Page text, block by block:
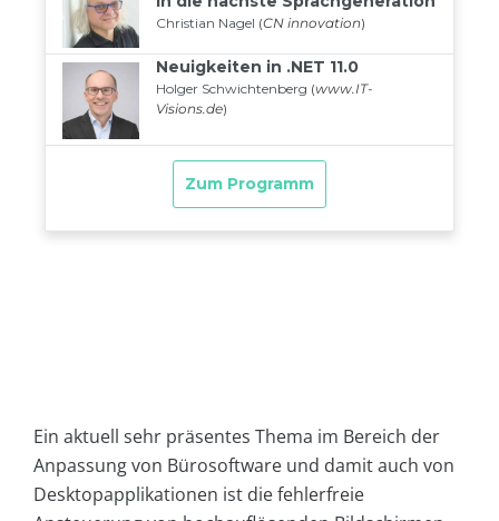
Ein aktuell sehr präsentes Thema im Bereich der
Anpassung von Bürosoftware und damit auch von
Desktopapplikationen ist die fehlerfreie